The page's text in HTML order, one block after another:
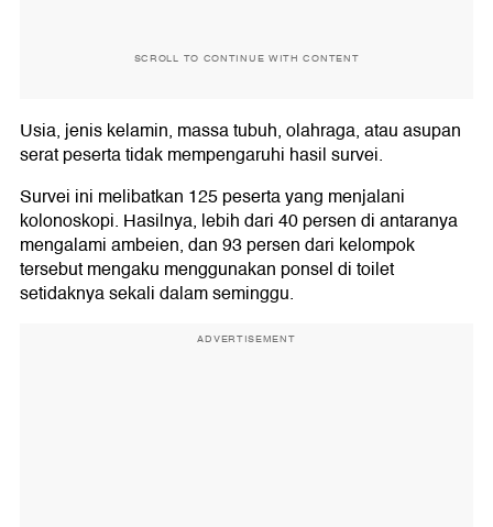
SCROLL TO CONTINUE WITH CONTENT
Usia, jenis kelamin, massa tubuh, olahraga, atau asupan
serat peserta tidak mempengaruhi hasil survei.
Survei ini melibatkan 125 peserta yang menjalani
kolonoskopi. Hasilnya, lebih dari 40 persen di antaranya
mengalami ambeien, dan 93 persen dari kelompok
tersebut mengaku menggunakan ponsel di toilet
setidaknya sekali dalam seminggu.
ADVERTISEMENT